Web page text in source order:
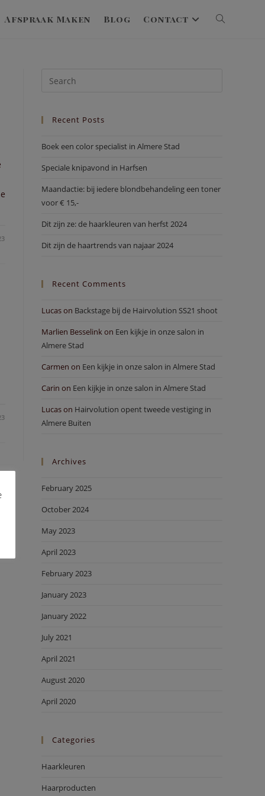
Afspraak Maken Blog Contact Toggle
Recent Posts
Boek een color specialist in Almere Stad
Speciale knipavond in Harfsen
Maandactie: bij iedere blondbehandeling een toner
voor € 15,-
Dit zijn ze: de haarkleuren van herfst 2024
Dit zijn de haartrends van najaar 2024
Recent Comments
Lucason Backstage bij de Hairvolution SS21 shoot
Marlien Besselinkon Een kijkje in onze salon in
Almere Stad
Carmen on Een kijkje in onze salon in Almere Stad
Carin on Een kijkje in onze salon in Almere Stad
Lucason Hairvolution opent tweede vestiging in
Almere Buiten
Archives
February 2025
October 2024
May 2023
April 2023
February 2023
January 2023
January 2022
July 2021
April 2021
August 2020
April 2020
Categories
Haarkleuren
Haarproducten